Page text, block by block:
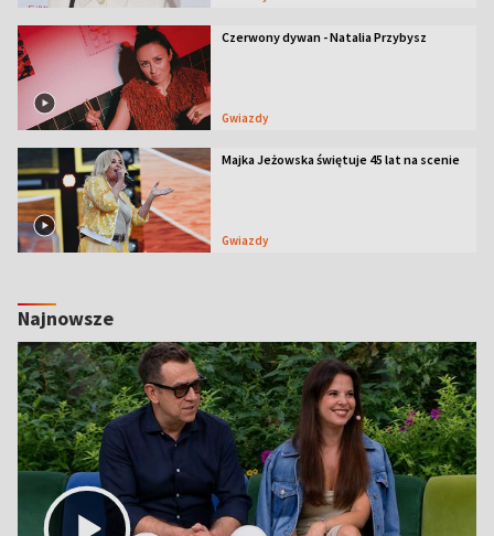
Czerwony dywan - Natalia Przybysz
Gwiazdy
Majka Jeżowska świętuje 45 lat na scenie
Gwiazdy
Najnowsze